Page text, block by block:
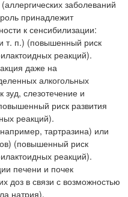
заболеваний
принадлежит
к сенсибилизации:
т. п.) (повышенный риск
реакций).
даже на
алкогольных
зуд, слезотечение и
риск развития
реакций).
тартразина) или
(повышенный риск
реакций).
печени и почек
доз в связи с возможностью
натрия).